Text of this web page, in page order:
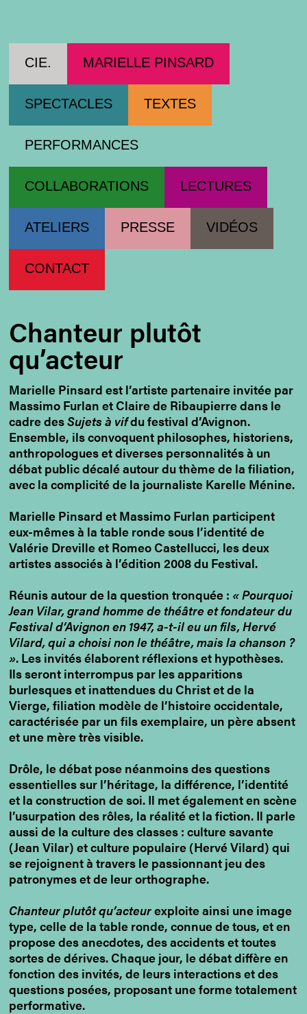
CIE. MARIELLE PINSARD
SPECTACLES TEXTES
PERFORMANCES
COLLABORATIONS LECTURES
ATELIERS PRESSE VIDÉOS
CONTACT
Chanteur plutôt
qu’acteur
Marielle Pinsard est l’artiste partenaire invitée par
Massimo Furlan et Claire de Ribaupierre dans le
cadre desSujets à vifdu festival d’Avignon.
Ensemble, ils convoquent philosophes, historiens,
anthropologues et diverses personnalités à un
débat public décalé autour du thème de la filiation,
avec la complicité de la journaliste Karelle Ménine.
Marielle Pinsard et Massimo Furlan participent
eux-mêmes à la table ronde sous l’identité de
Valérie Dreville et Romeo Castellucci, les deux
artistes associés à l’édition 2008 du Festival.
Réunis autour de la question tronquée : « Pourquoi
Jean Vilar, grand homme de théâtre et fondateur du
Festival d’Avignon en 1947, a-t-il eu un fils, Hervé
Vilard, qui a choisi non le théâtre, mais la chanson ?
». Les invités élaborent réflexions et hypothèses.
Ils seront interrompus par les apparitions
burlesques et inattendues du Christ et de la
Vierge, filiation modèle de l’histoire occidentale,
caractérisée par un fils exemplaire, un père absent
et une mère très visible.
Drôle, le débat pose néanmoins des questions
essentielles sur l’héritage, la différence, l’identité
et la construction de soi. Il met également en scène
l’usurpation des rôles, la réalité et la fiction. Il parle
aussi de la culture des classes : culture savante
(Jean Vilar) et culture populaire (Hervé Vilard) qui
se rejoignent à travers le passionnant jeu des
patronymes et de leur orthographe.
Chanteur plutôt qu’acteurexploite ainsi une image
type, celle de la table ronde, connue de tous, et en
propose des anecdotes, des accidents et toutes
sortes de dérives. Chaque jour, le débat diffère en
fonction des invités, de leurs interactions et des
questions posées, proposant une forme totalement
performative.